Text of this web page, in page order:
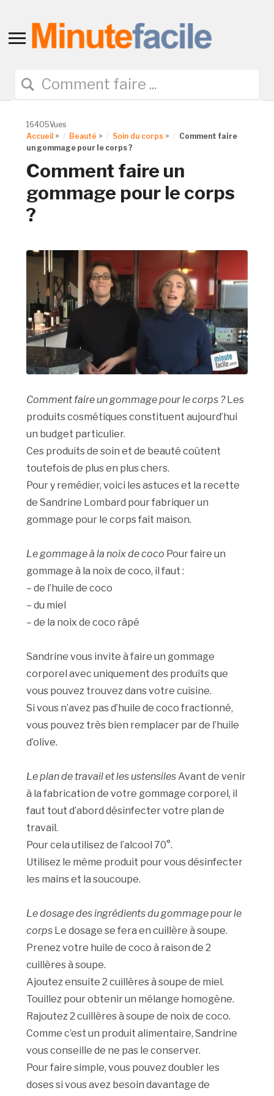
Toggle
navigation
16405Vues
Accueil > Beauté > Soin du corps >
Comment faire
un gommage pour le corps ?
Comment faire un
gommage pour le corps
?
Comment faire un gommage pour le corps ?Les
produits cosmétiques constituent aujourd’hui
un budget particulier.
Ces produits de soin et de beauté coûtent
toutefois de plus en plus chers.
Pour y remédier, voici les astuces et la recette
de Sandrine Lombard pour fabriquer un
gommage pour le corps fait maison.
Le gommage à la noix de coco Pour faire un
gommage à la noix de coco, il faut :
– de l’huile de coco
– du miel
– de la noix de coco râpé
Sandrine vous invite à faire un gommage
corporel avec uniquement des produits que
vous pouvez trouvez dans votre cuisine.
Si vous n’avez pas d’huile de coco fractionné,
vous pouvez très bien remplacer par de l’huile
d’olive.
Le plan de travail et les ustensilesAvant de venir
à la fabrication de votre gommage corporel, il
faut tout d’abord désinfecter votre plan de
travail.
Pour cela utilisez de l’alcool 70°.
Utilisez le même produit pour vous désinfecter
les mains et la soucoupe.
Le dosage des ingrédients du gommage pour le
corps Le dosage se fera en cuillère à soupe.
Prenez votre huile de coco à raison de 2
cuillères à soupe.
Ajoutez ensuite 2 cuillères à soupe de miel.
Touillez pour obtenir un mélange homogène.
Rajoutez 2 cuillères à soupe de noix de coco.
Comme c’est un produit alimentaire, Sandrine
vous conseille de ne pas le conserver.
Pour faire simple, vous pouvez doubler les
doses si vous avez besoin davantage de